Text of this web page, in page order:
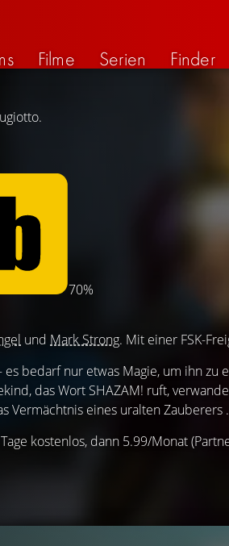
Filme Serien
Finder
70%
und Mark Strong. Mit einer FSK-
kostenlos, dann 5.99/Monat
bedarf nur etwas Magie, um ihn zu
das Wort SHAZAM! ruft,
Vermächtnis eines uralten Zauberers